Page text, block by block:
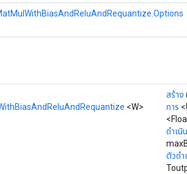
<W>
สร้าง
การ
ดำเนิ
ตัวดำ